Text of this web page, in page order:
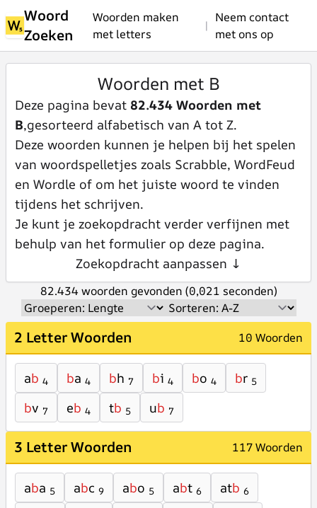
Woord
Zoeken
Woorden maken
met letters
|
Neem contact
met ons op
Woorden met B
Deze pagina bevat 82.434 Woorden met
B,gesorteerd alfabetisch van A tot Z.
Deze woorden kunnen je helpen bij het spelen
van woordspelletjes zoals Scrabble, WordFeud
en Wordle of om het juiste woord te vinden
tijdens het schrijven.
Je kunt je zoekopdracht verder verfijnen met
behulp van het formulier op deze pagina.
Zoekopdracht aanpassen ↓
82.434 woorden gevonden (0,021 seconden)
2 Letter Woorden 10 Woorden
ab 4 ba 4 bh 7 bi 4 bo 4 br 5
bv 7 eb 4 tb 5 ub 7
3 Letter Woorden 117 Woorden
aba 5 abc 9 abo 5 abt 6 atb 6